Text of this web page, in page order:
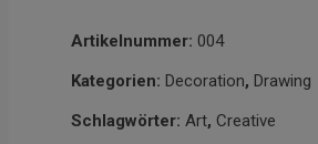
Artikelnummer: 004
Kategorien: Decoration, Drawing
Schlagwörter: Art, Creative